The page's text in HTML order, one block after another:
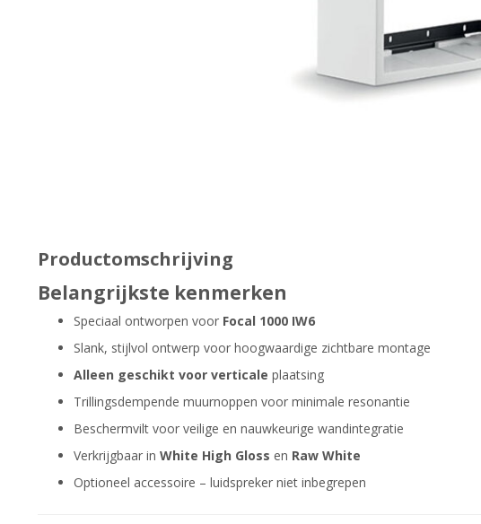
Productomschrijving
Belangrijkste kenmerken
Speciaal ontworpen voor Focal 1000 IW6
Slank, stijlvol ontwerp voor hoogwaardige zichtbare montage
Alleen geschikt voor verticale plaatsing
Trillingsdempende muurnoppen voor minimale resonantie
Beschermvilt voor veilige en nauwkeurige wandintegratie
Verkrijgbaar in White High Gloss en Raw White
Optioneel accessoire – luidspreker niet inbegrepen